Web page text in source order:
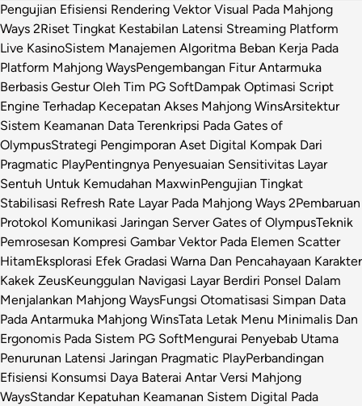
Pengujian Efisiensi Rendering Vektor Visual Pada Mahjong
Ways 2Riset Tingkat Kestabilan Latensi Streaming Platform
Live KasinoSistem Manajemen Algoritma Beban Kerja Pada
Platform Mahjong WaysPengembangan Fitur Antarmuka
Berbasis Gestur Oleh Tim PG SoftDampak Optimasi Script
Engine Terhadap Kecepatan Akses Mahjong WinsArsitektur
Sistem Keamanan Data Terenkripsi Pada Gates of
OlympusStrategi Pengimporan Aset Digital Kompak Dari
Pragmatic PlayPentingnya Penyesuaian Sensitivitas Layar
Sentuh Untuk Kemudahan MaxwinPengujian Tingkat
Stabilisasi Refresh Rate Layar Pada Mahjong Ways 2Pembaruan
Protokol Komunikasi Jaringan Server Gates of OlympusTeknik
Pemrosesan Kompresi Gambar Vektor Pada Elemen Scatter
HitamEksplorasi Efek Gradasi Warna Dan Pencahayaan Karakter
Kakek ZeusKeunggulan Navigasi Layar Berdiri Ponsel Dalam
Menjalankan Mahjong WaysFungsi Otomatisasi Simpan Data
Pada Antarmuka Mahjong WinsTata Letak Menu Minimalis Dan
Ergonomis Pada Sistem PG SoftMengurai Penyebab Utama
Penurunan Latensi Jaringan Pragmatic PlayPerbandingan
Efisiensi Konsumsi Daya Baterai Antar Versi Mahjong
WaysStandar Kepatuhan Keamanan Sistem Digital Pada